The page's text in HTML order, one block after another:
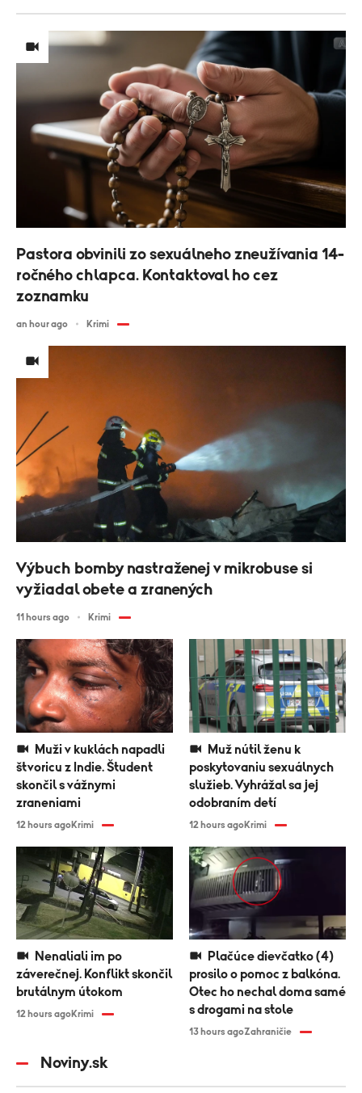
Pastora obvinili zo sexuálneho zneužívania 14-
ročného chlapca. Kontaktoval ho cez
zoznamku
an hour ago Krimi
Výbuch bomby nastraženej v mikrobuse si
vyžiadal obete a zranených
11 hours ago Krimi
štvoricu z Indie. Študent
skončil s vážnymi
zraneniami
12 hours agoKrimi
poskytovaniu sexuálnych
služieb. Vyhrážal sa jej
odobraním detí
12 hours agoKrimi
záverečnej. Konflikt skončil
brutálnym útokom
12 hours agoKrimi
prosilo o pomoc z balkóna.
Otec ho nechal doma samé
s drogami na stole
13 hours agoZahraničie
Noviny.sk